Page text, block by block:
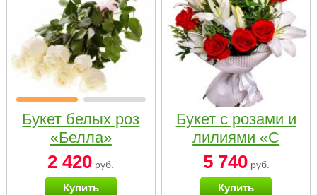
Букет белых роз
«Белла»
2 420 руб.
Купить
Букет с розами и
лилиями «С
наилучшими
пожеланиями»
5 740руб.
Купить